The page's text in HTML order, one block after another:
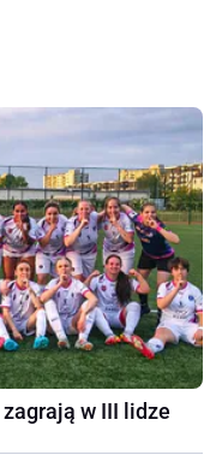
w III lidze